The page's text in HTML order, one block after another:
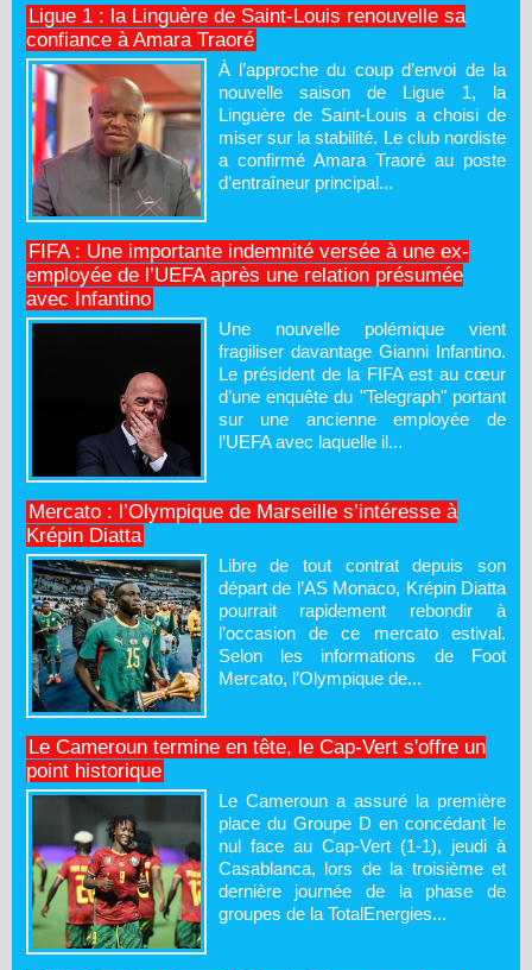
Ligue 1 : la Linguère de Saint-Louis renouvelle sa
confiance à Amara Traoré
À l’approche du coup d’envoi de la
nouvelle saison de Ligue 1, la
Linguère de Saint-Louis a choisi de
miser sur la stabilité. Le club nordiste
a confirmé Amara Traoré au poste
d’entraîneur principal...
FIFA : Une importante indemnité versée à une ex-
employée de l’UEFA après une relation présumée
avec Infantino
Une nouvelle polémique vient
fragiliser davantage Gianni Infantino.
Le président de la FIFA est au cœur
d’une enquête du "Telegraph" portant
sur une ancienne employée de
l’UEFA avec laquelle il...
Mercato : l’Olympique de Marseille s’intéresse à
Krépin Diatta
Libre de tout contrat depuis son
départ de l’AS Monaco, Krépin Diatta
pourrait rapidement rebondir à
l’occasion de ce mercato estival.
Selon les informations de Foot
Mercato, l’Olympique de...
Le Cameroun termine en tête, le Cap-Vert s'offre un
point historique
Le Cameroun a assuré la première
place du Groupe D en concédant le
nul face au Cap-Vert (1-1), jeudi à
Casablanca, lors de la troisième et
dernière journée de la phase de
groupes de la TotalEnergies...